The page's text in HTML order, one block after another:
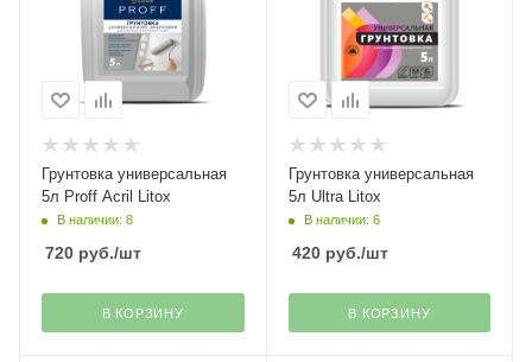
Грунтовка универсальная
5л Proff Acril Litox
В наличии: 8
720 руб./шт
В КОРЗИНУ
Грунтовка универсальная
5л Ultra Litox
В наличии: 6
420руб./шт
В КОРЗИНУ